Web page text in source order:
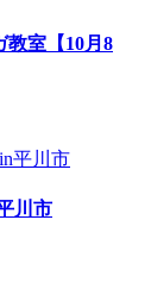
室【10月8
川市